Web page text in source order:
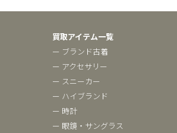
買取アイテム一覧
ー ブランド古着
ー アクセサリー
ー スニーカー
ー ハイブランド
ー 時計
ー 眼鏡・サングラス